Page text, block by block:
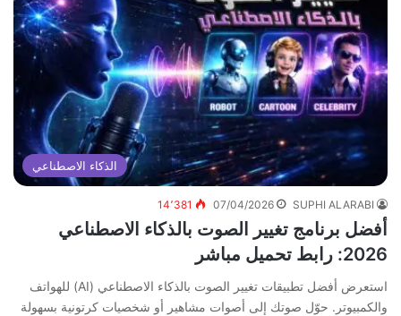
الذكاء الاصطناعي
SUPHI ALARABI
07/04/2026 14٬381
أفضل برنامج تغيير الصوت بالذكاء الاصطناعي
2026: رابط تحميل مباشر
استعرض أفضل تطبيقات تغيير الصوت بالذكاء الاصطناعي (AI) للهواتف
والكمبيوتر. حوّل صوتك إلى أصوات مشاهير أو شخصيات كرتونية بسهولة